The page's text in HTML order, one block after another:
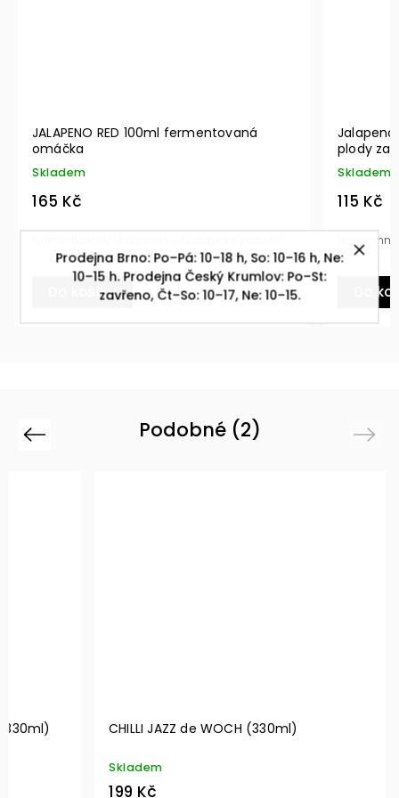
Prodejna Brno: Po–Pá: 10–18 h, So: 10–16 h, Ne:
10–15 h. Prodejna Český Krumlov: Po–St:
zavřeno, Čt–So: 10–17, Ne: 10–15.
Jalapeno - NACHOS (212ml) krájené
plody zavařené
Skladem
115 Kč
Do košíku
1
Podobné (2)
Previous
MASOVÁ POMAZÁNKA (330ml)
Next